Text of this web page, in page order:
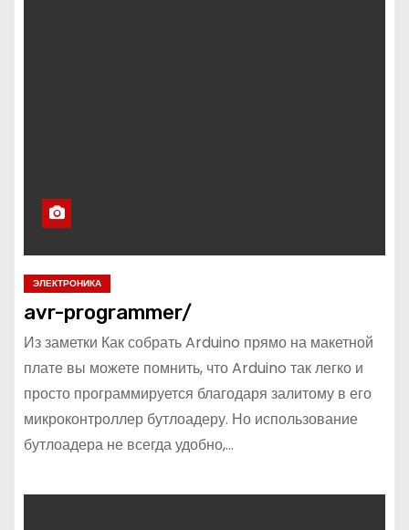
ЭЛЕКТРОНИКА
avr-programmer/
Из заметки Как собрать Arduino прямо на макетной
плате вы можете помнить, что Arduino так легко и
просто программируется благодаря залитому в его
микроконтроллер бутлоадеру. Но использование
бутлоадера не всегда удобно,…